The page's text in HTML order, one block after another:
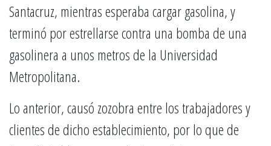
Santacruz, mientras esperaba cargar gasolina, y
terminó por estrellarse contra una bomba de una
gasolinera a unos metros de la Universidad
Metropolitana.
Lo anterior, causó zozobra entre los trabajadores y
clientes de dicho establecimiento, por lo que de